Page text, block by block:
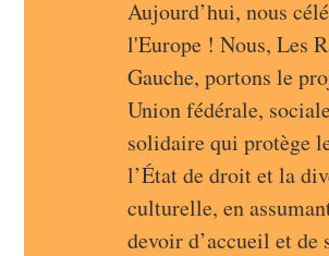
Aujourd’hui, nous
l'Europe ! Nous, Les
Gauche, portons le
Union fédérale,
solidaire qui protège
l’État de droit et la
culturelle, en
devoir d’accueil et de